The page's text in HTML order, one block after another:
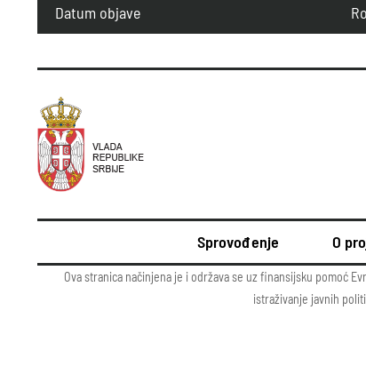
Datum objave
Sprovođenje O
Ova stranica načinjena je i održava se uz finansijsku pomoć
istraživanje javnih